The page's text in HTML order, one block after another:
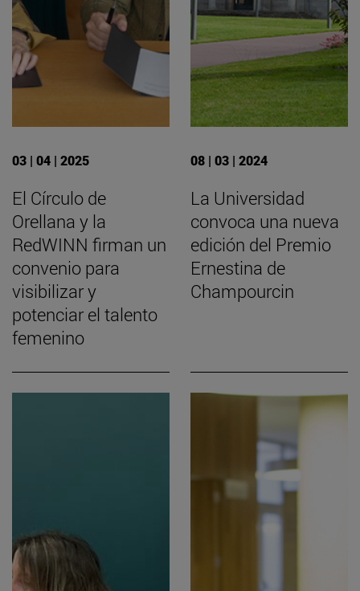
03 | 04 | 2025
El Círculo de
Orellana y la
RedWINN firman un
convenio para
visibilizar y
potenciar el talento
femenino
08 | 03 | 2024
La Universidad
convoca una nueva
edición del Premio
Ernestina de
Champourcin